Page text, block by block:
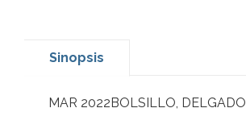
Sinopsis
MAR 2022BOLSILLO, DELGADO